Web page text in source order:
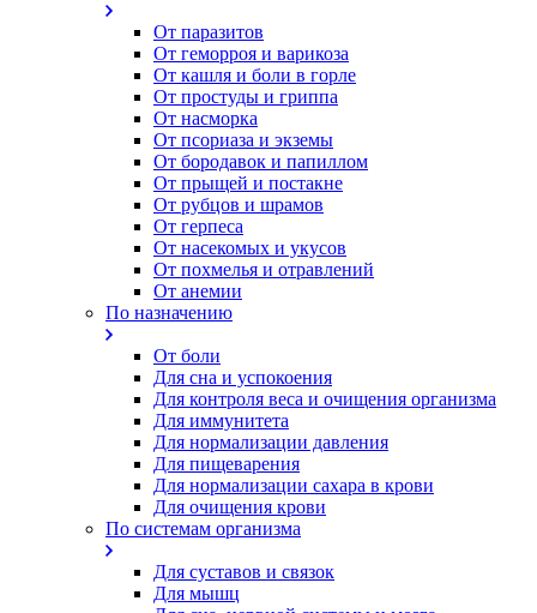
От паразитов
Oт геморроя и варикоза
От кашля и боли в горле
От простуды и гриппа
От насморка
Oт псориаза и экземы
От бородавок и папиллом
От прыщей и постакне
От рубцов и шрамов
От герпеса
От насекомых и укусов
От похмелья и отравлений
От анемии
По назначению
От боли
Для сна и успокоения
Для контроля веса и очищения организма
Для иммунитета
Для нормализации давления
Для пищеварения
Для нормализации сахара в крови
Для очищения крови
По системам организма
Для суставов и связок
Для мышц